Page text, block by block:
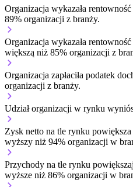
Organizacja wykazała
89% organizacji z branży.
Organizacja wykazała
większą niż 85% organizacji z
Organizacja zapłaciła podatek
organizacji z branży.
Udział organizacji w rynku
Zysk netto na tle rynku powiększa
wyższy niż 94% organizacji w
Przychody na tle rynku
wyższe niż 86% organizacji w